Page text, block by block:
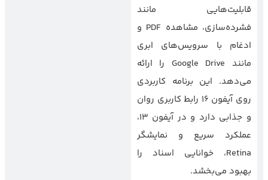
قابلیت‌هایی مانند
فشرده‌سازی، مشاهده PDF و
ادغام با سرویس‌های ابری
مانند Google Drive را ارائه
می‌دهد. این برنامه کاربردی
روی آیفون ۱۶ رابط کاربری روان
و جذابی دارد و در آیفون ۱۳،
عملکرد سریع و نمایشگر
Retina، خوانایی اسناد را
بهبود می‌بخشد.